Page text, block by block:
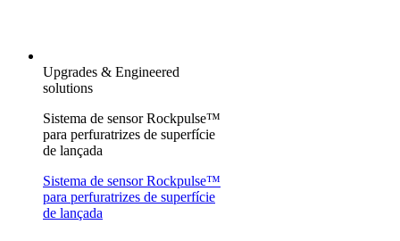
Upgrades & Engineered
solutions
Sistema de sensor Rockpulse™
para perfuratrizes de superfície
de lançada
Sistema de sensor Rockpulse™
para perfuratrizes de superfície
de lançada